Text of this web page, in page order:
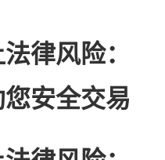
律风险：
安全交易